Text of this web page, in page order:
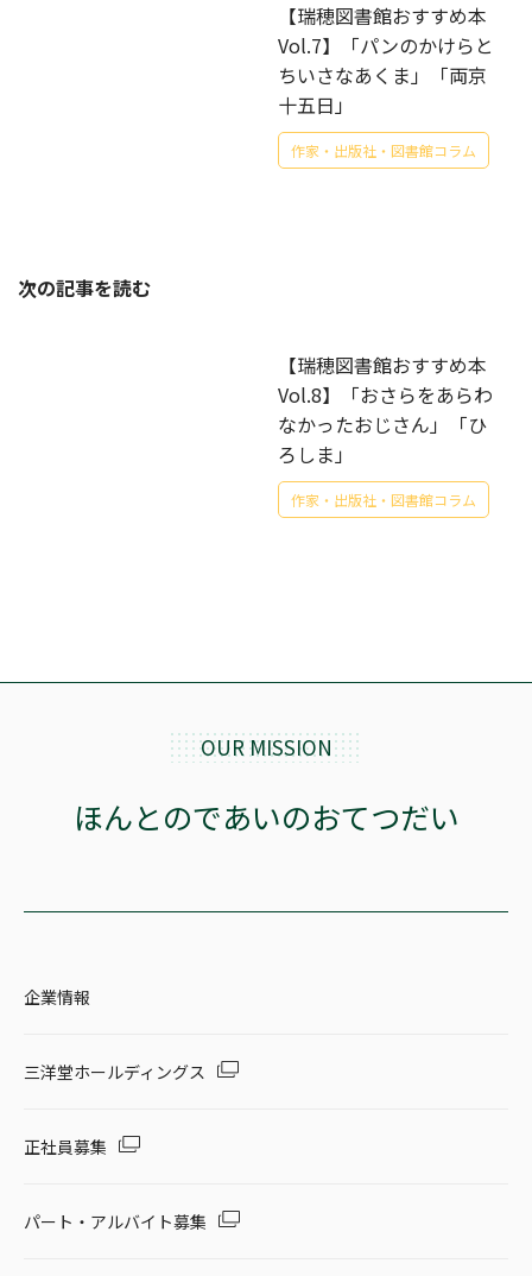
【瑞穂図書館おすすめ本
Vol.7】「パンのかけらと
ちいさなあくま」「両京
十五日」
作家・出版社・図書館コラム
次の記事を読む
【瑞穂図書館おすすめ本
Vol.8】「おさらをあらわ
なかったおじさん」「ひ
ろしま」
作家・出版社・図書館コラム
OUR MISSION
ほんとのであいのおてつだい
企業情報
三洋堂ホールディングス
正社員募集
パート・アルバイト募集